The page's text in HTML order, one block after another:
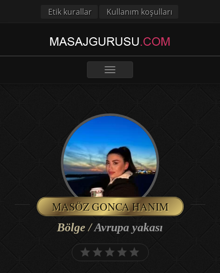
Etik kurallar Kullanım koşulları
Toggle
MASÖZ GONCA HANIM
Bölge /Avrupa yakası